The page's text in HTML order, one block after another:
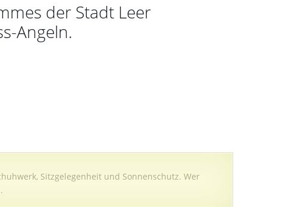
der Stadt Leer
Angeln.
Sitzgelegenheit und Sonnenschutz. Wer